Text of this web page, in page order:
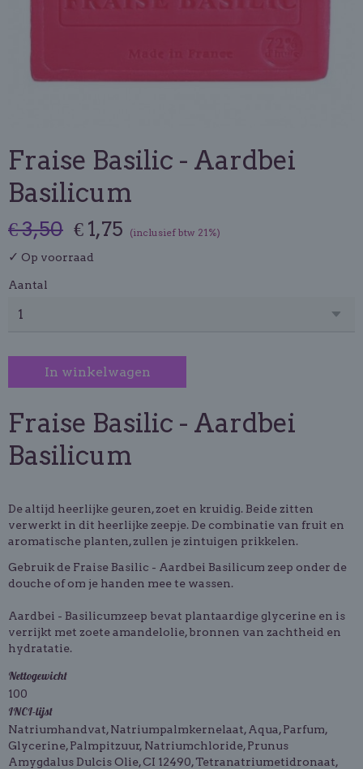
Fraise Basilic - Aardbei
Basilicum
€ 3,50 € 1,75 (inclusief btw 21%)
✓ Op voorraad
Aantal
In winkelwagen
Fraise Basilic - Aardbei
Basilicum
De altijd heerlijke geuren, zoet en kruidig. Beide zitten
verwerkt in dit heerlijke zeepje. De combinatie van fruit en
aromatische planten, zullen je zintuigen prikkelen.
Gebruik de Fraise Basilic - Aardbei Basilicum zeep onder de
douche of om je handen mee te wassen.
Aardbei - Basilicumzeep bevat plantaardige glycerine en is
verrijkt met zoete amandelolie, bronnen van zachtheid en
hydratatie.
Nettogewicht
100
INCI-lijst
Natriumhandvat, Natriumpalmkernelaat, Aqua, Parfum,
Glycerine, Palmpitzuur, Natriumchloride, Prunus
Amygdalus Dulcis Olie, CI 12490, Tetranatriumetidronaat,